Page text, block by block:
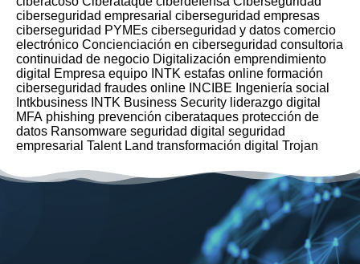
ciberseguridad empresarial ciberseguridad empresas
ciberseguridad PYMEs ciberseguridad y datos comercio
electrónico Concienciación en ciberseguridad consultoria
continuidad de negocio Digitalización emprendimiento
digital Empresa equipo INTK estafas online formación
ciberseguridad fraudes online INCIBE Ingeniería social
Intkbusiness INTK Business Security liderazgo digital
MFA phishing prevención ciberataques protección de
datos Ransomware seguridad digital seguridad
empresarial Talent Land transformación digital Trojan